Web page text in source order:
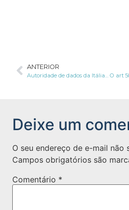
ANTERIOR
Deixe um
O seu endereço de e-mail não
Campos obrigatórios são
Comentário *